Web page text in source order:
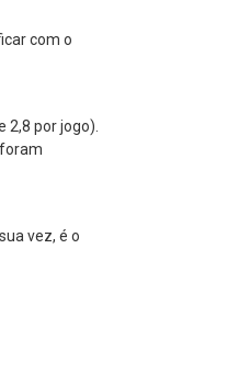
com o
por jogo).
vez, é o